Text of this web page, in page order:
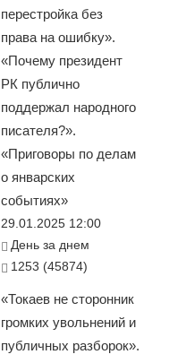
перестройка без
права на ошибку».
«Почему президент
РК публично
поддержал народного
писателя?».
«Приговоры по делам
о январских
событиях»
29.01.2025 12:00
День за днем
1253 (45874)
«Токаев не сторонник
громких увольнений и
публичных разборок».